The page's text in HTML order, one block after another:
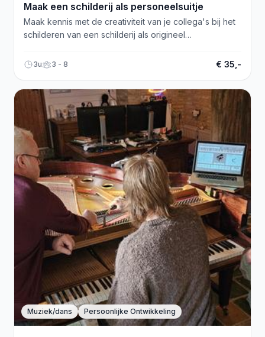
Maak een schilderij als personeelsuitje
Maak kennis met de creativiteit van je collega's bij het
schilderen van een schilderij als origineel
3u 3 - 8 € 35,-
Muziek/dans Persoonlijke Ontwikkeling